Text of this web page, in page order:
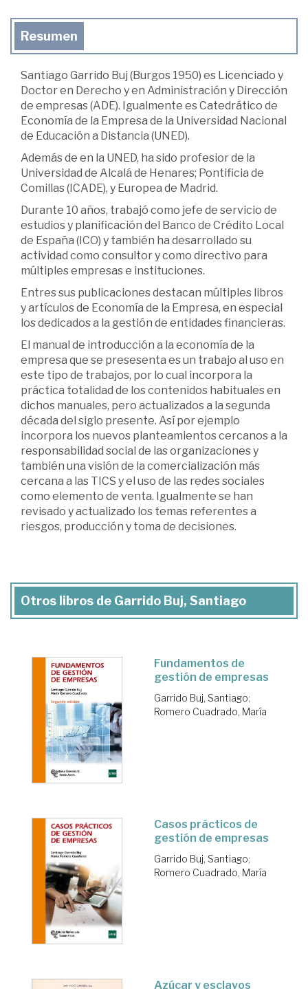
Resumen
Santiago Garrido Buj (Burgos 1950) es Licenciado y
Doctor en Derecho y en Administración y Dirección
de empresas (ADE). Igualmente es Catedrático de
Economía de la Empresa de la Universidad Nacional
de Educación a Distancia (UNED).
Además de en la UNED, ha sido profesior de la
Universidad de Alcalá de Henares; Pontificia de
Comillas (ICADE), y Europea de Madrid.
Durante 10 años, trabajó como jefe de servicio de
estudios y planificación del Banco de Crédito Local
de España (ICO) y también ha desarrollado su
actividad como consultor y como directivo para
múltiples empresas e instituciones.
Entres sus publicaciones destacan múltiples libros
y artículos de Economía de la Empresa, en especial
los dedicados a la gestión de entidades financieras.
El manual de introducción a la economía de la
empresa que se presesenta es un trabajo al uso en
este tipo de trabajos, por lo cual incorpora la
práctica totalidad de los contenidos habituales en
dichos manuales, pero actualizados a la segunda
década del siglo presente. Así por ejemplo
incorpora los nuevos planteamientos cercanos a la
responsabilidad social de las organizaciones y
también una visión de la comercialización más
cercana a las TICS y el uso de las redes sociales
como elemento de venta. Igualmente se han
revisado y actualizado los temas referentes a
riesgos, producción y toma de decisiones.
Otros libros de Garrido Buj, Santiago
Fundamentos de
gestión de empresas
Garrido Buj, Santiago;
Romero Cuadrado, María
Casos prácticos de
gestión de empresas
Garrido Buj, Santiago;
Romero Cuadrado, María
Azúcar y esclavos